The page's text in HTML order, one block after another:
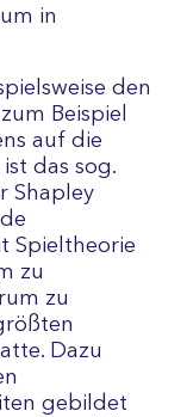
in
den
Beispiel
auf die
das sog.
Shapley
Spieltheorie
zu
zu
Dazu
gebildet